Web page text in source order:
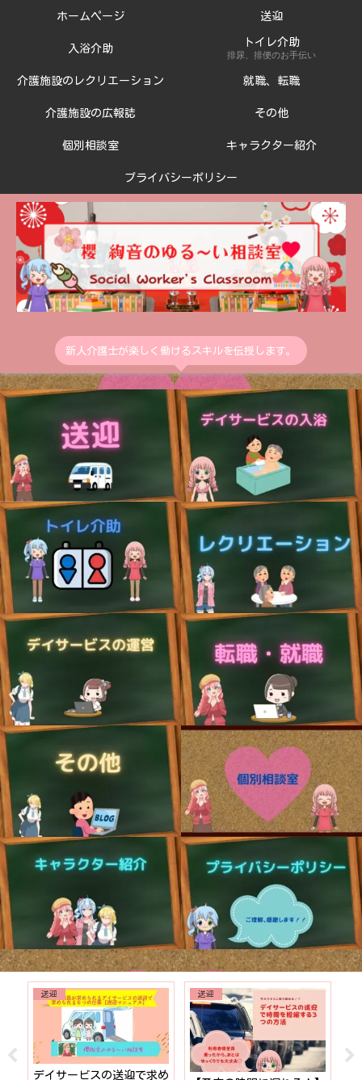
新人介護士が楽しく働けるスキルを伝授します。
ホームページ 送迎
入浴介助
トイレ介助
排尿、排便のお手伝い
介護施設のレクリエーション 就職、転職
介護施設の広報誌 その他
個別相談室 キャラクター紹介
プライバシーポリシー
送迎
デイサービスの送迎で求め
送迎